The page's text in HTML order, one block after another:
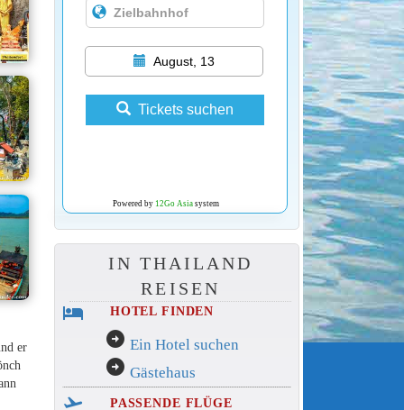
er
August, 13
Tickets suchen
Powered by 12Go Asiasystem
IN THAILAND
REISEN
hotel HOTEL FINDEN
arrow_circle_right Ein Hotel suchen
arrow_circle_right Gästehaus
flight_takeoff
PASSENDE FLÜGE